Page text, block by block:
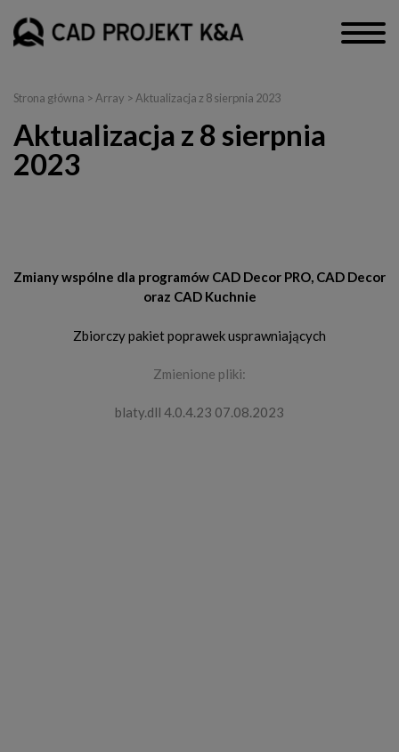
Strona główna > Array > Aktualizacja z 8 sierpnia 2023
Aktualizacja z 8 sierpnia
2023
Zmiany wspólne dla programów CAD Decor PRO, CAD Decor
oraz CAD Kuchnie
Zbiorczy pakiet poprawek usprawniających
Zmienione pliki:
blaty.dll 4.0.4.23 07.08.2023